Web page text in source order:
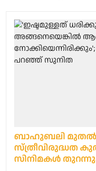
ബാഹുബലി മുതല്‍
സ്ത്രീവിരുദ്ധത
സിനിമകള്‍